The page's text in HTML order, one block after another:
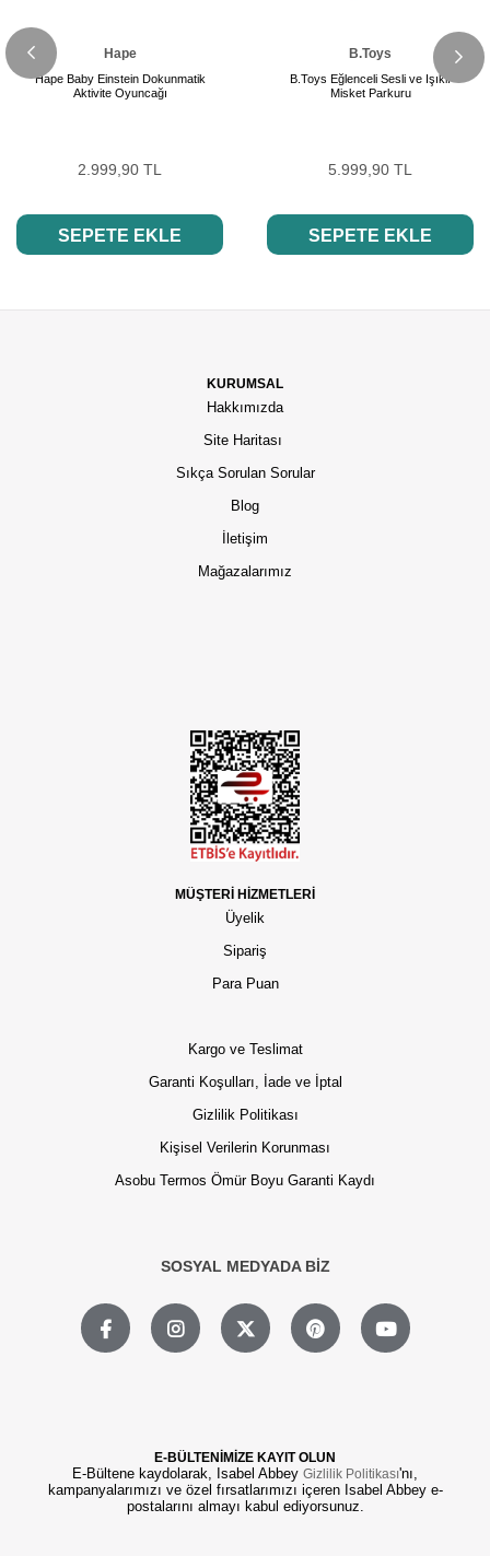
Hape
Hape Baby Einstein Dokunmatik
Aktivite Oyuncağı
2.999,90 TL
SEPETE EKLE
B.Toys
B.Toys Eğlenceli Sesli ve Işıklı
Misket Parkuru
5.999,90 TL
SEPETE EKLE
KURUMSAL
Hakkımızda
Site Haritası
Sıkça Sorulan Sorular
Blog
İletişim
Mağazalarımız
MÜŞTERİ HİZMETLERİ
Üyelik
Sipariş
Para Puan
Kargo ve Teslimat
Garanti Koşulları, İade ve İptal
Gizlilik Politikası
Kişisel Verilerin Korunması
Asobu Termos Ömür Boyu Garanti Kaydı
SOSYAL MEDYADA BİZ
E-BÜLTENİMİZE KAYIT OLUN
E-Bültene kaydolarak, Isabel Abbey Gizlilik Politikası'nı,
kampanyalarımızı ve özel fırsatlarımızı içeren Isabel Abbey e-
postalarını almayı kabul ediyorsunuz.